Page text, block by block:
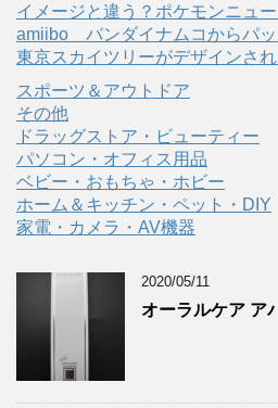
イメージと違う？ポケモンニュ
amiibo バンダイナムコからパッ
東京スカイツリーがデザインさ
スポーツ＆アウトドア
その他
ドラッグストア・ビューティー
パソコン・オフィス用品
ベビー・おもちゃ・ホビー
ホーム＆キッチン・ペット・DIY
家電・カメラ・AV機器
2020/05/11
オーラルケア ア